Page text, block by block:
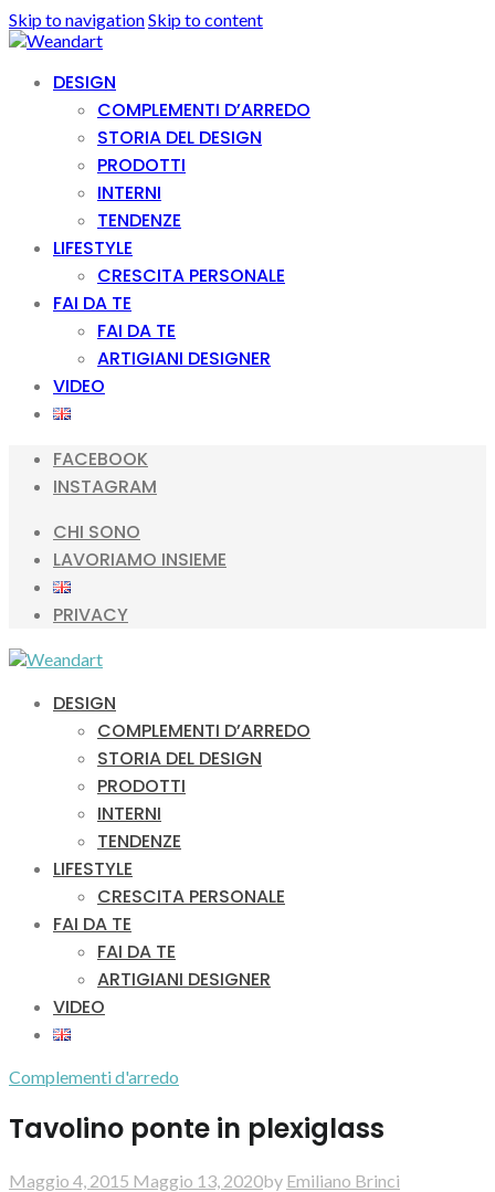
Skip to navigationSkip to content
DESIGN
COMPLEMENTI D’ARREDO
STORIA DEL DESIGN
PRODOTTI
INTERNI
TENDENZE
LIFESTYLE
CRESCITA PERSONALE
FAI DA TE
FAI DA TE
ARTIGIANI DESIGNER
VIDEO
FACEBOOK
INSTAGRAM
CHI SONO
LAVORIAMO INSIEME
PRIVACY
DESIGN
COMPLEMENTI D’ARREDO
STORIA DEL DESIGN
PRODOTTI
INTERNI
TENDENZE
LIFESTYLE
CRESCITA PERSONALE
FAI DA TE
FAI DA TE
ARTIGIANI DESIGNER
VIDEO
Complementi d'arredo
Tavolino ponte in plexiglass
Maggio 4, 2015 Maggio 13, 2020by Emiliano Brinci